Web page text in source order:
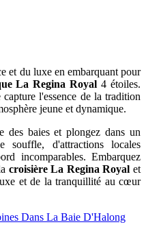
et du luxe en embarquant pour
La Regina Royal 4 étoiles.
l'essence de la tradition
jeune et dynamique.
des baies et plongez dans un
souffle, d'attractions locales
incomparables. Embarquez
croisière La Regina Royal et
et de la tranquillité au cœur